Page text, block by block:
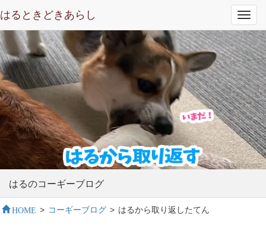
はるときどきあらし
はるのコーギーブログ
HOME > コーギーブログ > はるから取り返したてん